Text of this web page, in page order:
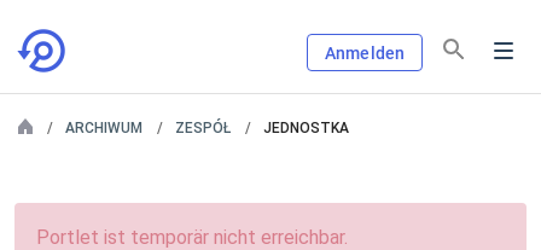
Anmelden
ARCHIWUM ZESPÓŁ JEDNOSTKA
Portlet ist temporär nicht erreichbar.